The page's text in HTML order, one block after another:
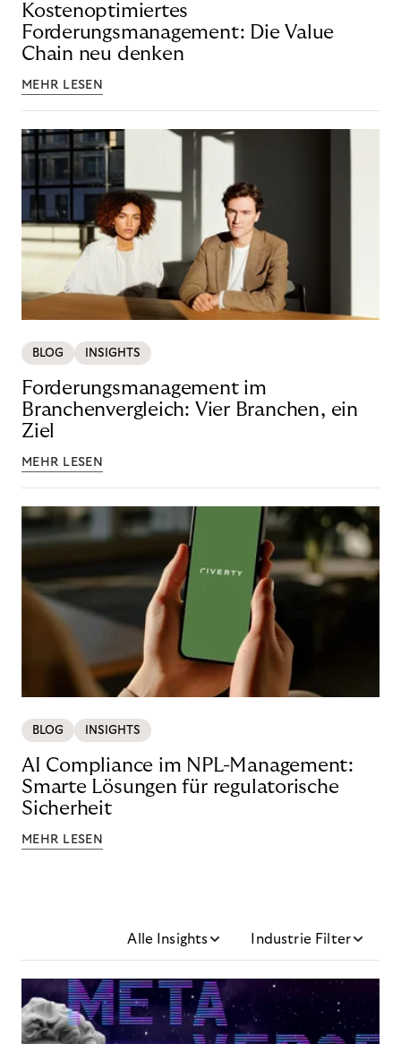
Kostenoptimiertes
Forderungsmanagement: Die Value
Chain neu denken
MEHR LESEN
BLOG INSIGHTS
Forderungsmanagement im
Branchenvergleich: Vier Branchen, ein
Ziel
MEHR LESEN
BLOG INSIGHTS
AI Compliance im NPL-Management:
Smarte Lösungen für regulatorische
Sicherheit
MEHR LESEN
Alle Insights Industrie Filter